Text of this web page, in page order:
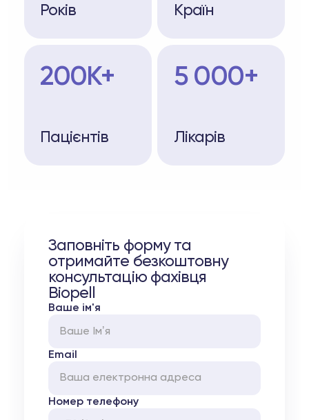
Років Країн
200K+
Пацієнтів
5 000+
Лікарів
Заповніть форму та
отримайте безкоштовну
консультацію фахівця
Biopell
Ваше ім'я
Email
Номер телефону